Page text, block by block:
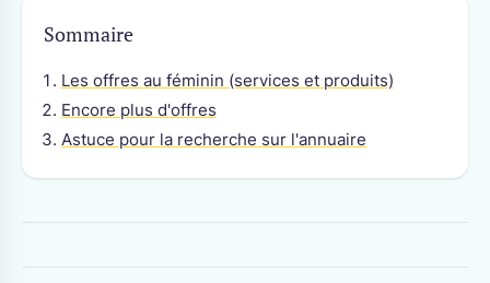
Sommaire
Les offres au féminin (services et produits)
Encore plus d'offres
Astuce pour la recherche sur l'annuaire